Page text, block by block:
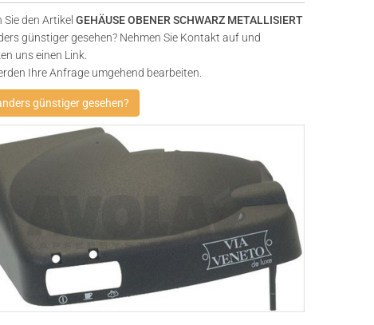
Sie den Artikel GEHÄUSE OBENER SCHWARZ METALLISIERT
günstiger gesehen? Nehmen Sie Kontakt auf und
uns einen Link.
Ihre Anfrage umgehend bearbeiten.
günstiger gesehen?